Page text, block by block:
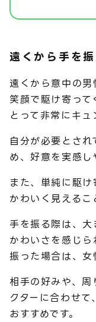
遠くから手を
遠くから意中の
笑顔で駆け寄っ
とって非常にキュ
自分が必要とさ
め、好意を実感し
また、単純に駆
かわいく見えるこ
手を振る際は、
かわいさを感じ
振った場合は、女
相手の好みや、周
クターに合わせ
おすすめです。